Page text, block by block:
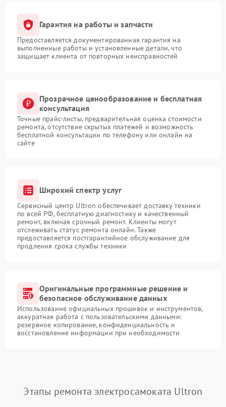
Гарантия на работы и запчасти
Предоставляется документированная гарантия на
выполненные работы и установленные детали, что
защищает клиента от повторных неисправностей
Прозрачное ценообразование и бесплатная
консультация
Точные прайс-листы, предварительная оценка стоимости
ремонта, отсутствие скрытых платежей и возможность
бесплатной консультации по телефону или онлайн на
сайте
Широкий спектр услуг
Сервисный центр Ultron обеспечивает доставку техники
по всей РФ, бесплатную диагностику и качественный
ремонт, включая срочный ремонт. Клиенты могут
отслеживать статус ремонта онлайн. Также
предоставляется постгарантийное обслуживание для
продления срока службы техники
Оригинальные программные решение и
безопасное обслуживание данных
Использование официальных прошивок и инструментов,
аккуратная работа с пользовательскими данными:
резервное копирование, конфиденциальность и
восстановление информации при необходимости
Этапы ремонта электросамоката Ultron